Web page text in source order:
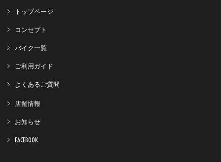
トップページ
コンセプト
バイク一覧
ご利用ガイド
よくあるご質問
店舗情報
お知らせ
FACEBOOK